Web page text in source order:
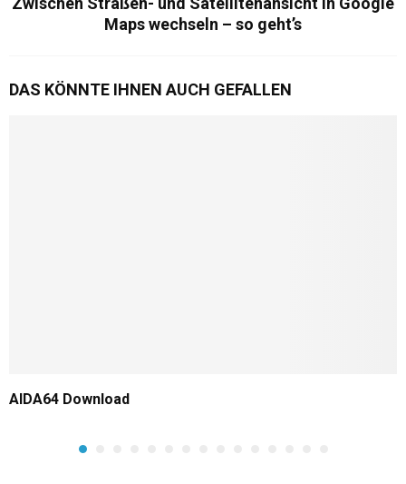
Maps wechseln – so geht’s
DAS KÖNNTE IHNEN AUCH GEFALLEN
AIDA64 Download